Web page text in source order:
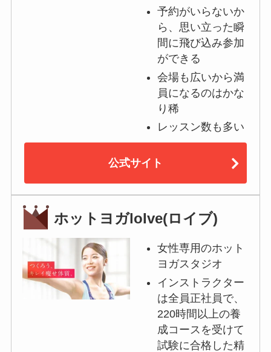
予約がいらないか
ら、思い立った瞬
間に飛び込み参加
ができる
会場も広いから満
員になるのはかな
り稀
レッスン数も多い
公式サイト
ホットヨガloIve(ロイブ)
女性専用のホット
ヨガスタジオ
インストラクター
は全員正社員で、
220時間以上の養
成コースを受けて
試験に合格した精